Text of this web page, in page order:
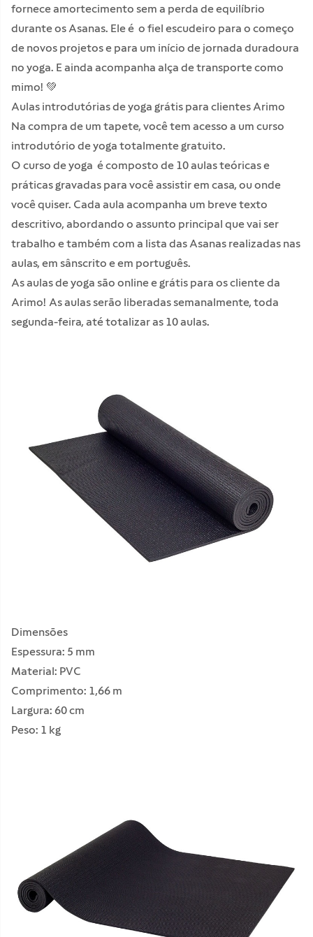
fornece amortecimento sem a perda de equilíbrio
durante os Asanas. Ele é o fiel escudeiro para o começo
de novos projetos e para um início de jornada duradoura
no yoga. E ainda acompanha alça de transporte como
mimo! 💚
Aulas introdutórias de yoga grátis para clientes Arimo
Na compra de um tapete, você tem acesso a um curso
introdutório de yoga totalmente gratuito.
O curso de yoga é composto de 10 aulas teóricas e
práticas gravadas para você assistir em casa, ou onde
você quiser. Cada aula acompanha um breve texto
descritivo, abordando o assunto principal que vai ser
trabalho e também com a lista das Asanas realizadas nas
aulas, em sânscrito e em português.
As aulas de yoga são online e grátis para os cliente da
Arimo! As aulas serão liberadas semanalmente, toda
segunda-feira, até totalizar as 10 aulas.
Dimensões
Espessura: 5 mm
Material: PVC
Comprimento: 1,66 m
Largura: 60 cm
Peso: 1 kg